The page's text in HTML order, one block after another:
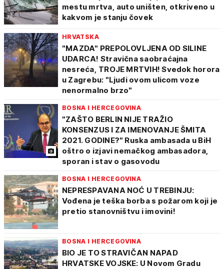
mestu mrtva, auto uništen, otkriveno u
kakvom je stanju čovek
HRVATSKA
"MAZDA" PREPOLOVLJENA OD SILINE
UDARCA! Stravična saobraćajna
nesreća, TROJE MRTVIH! Svedok horora
u Zagrebu: "Ljudi ovom ulicom voze
nenormalno brzo"
BOSNA I HERCEGOVINA
"ZAŠTO BERLIN NIJE TRAŽIO
KONSENZUS I ZA IMENOVANJE ŠMITA
2021. GODINE?" Ruska ambasada u BiH
oštro o izjavi nemačkog ambasadora,
sporan i stav o gasovodu
BOSNA I HERCEGOVINA
NEPRESPAVANA NOĆ U TREBINJU:
Vođena je teška borba s požarom koji je
pretio stanovništvu i imovini!
BOSNA I HERCEGOVINA
BIO JE TO STRAVIČAN NAPAD
HRVATSKE VOJSKE: U Novom Gradu